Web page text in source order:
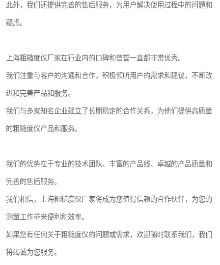
此外，我们还提供完善的售后服务，为用户解决使用过程中的问题和
疑虑。
上海粗糙度仪厂家在行业内的口碑和信誉一直都非常优秀。
我们注重与客户的沟通和合作，积极倾听用户的需求和建议，不断改
进和完善产品和服务。
我们与多家知名企业建立了长期稳定的合作关系，为他们提供高质量
的粗糙度仪产品和服务。
我们的优势在于专业的技术团队、丰富的产品线、卓越的产品质量和
完善的售后服务。
我们相信，上海粗糙度仪厂家将成为您值得信赖的合作伙伴，为您的
测量工作带来便利和效率。
如果您有任何关于粗糙度仪的问题或需求，欢迎随时联系我们，我们
将竭诚为您服务。